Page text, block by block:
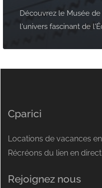
Découvrez le Musée
l'univers fascinant de
Cparici
Locations de vacances
Récréons du lien en direct
Rejoignez nous